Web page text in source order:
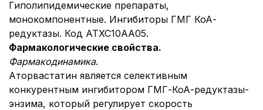
Гиполипидемические препараты,
монокомпонентные. Ингибиторы ГМГ КоА-
редуктазы. Код АТХС10АА05.
Фармакологические свойства.
Фармакодинамика.
Аторвастатин является селективным
конкурентным ингибитором ГМГ-КоА-редуктазы-
энзима, который регулирует скорость